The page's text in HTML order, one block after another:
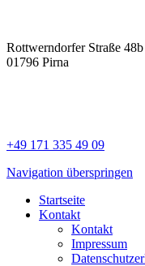
Rottwerndorfer Straße 48b
01796 Pirna
+49 171 335 49 09
Navigation überspringen
Startseite
Kontakt
Kontakt
Impressum